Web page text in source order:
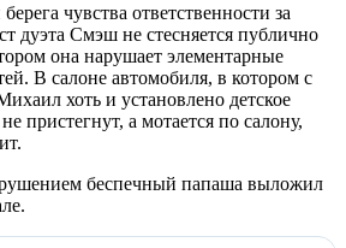
чувства ответственности за
дуэта Смэш не стесняется публично
она нарушает элементарные
В салоне автомобиля, в котором с
хоть и установлено детское
пристегнут, а мотается по салону,
беспечный папаша выложил